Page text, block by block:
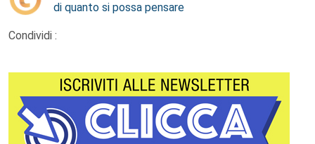
di quanto si possa pensare
Condividi :